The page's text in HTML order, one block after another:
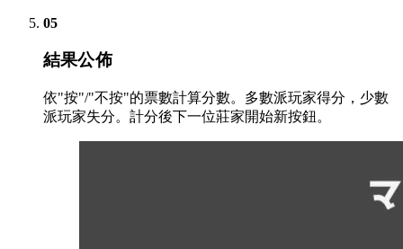
05
結果公佈
依"按"/"不按"的票數計算分數。多數派玩家得分，少數
派玩家失分。計分後下一位莊家開始新按鈕。